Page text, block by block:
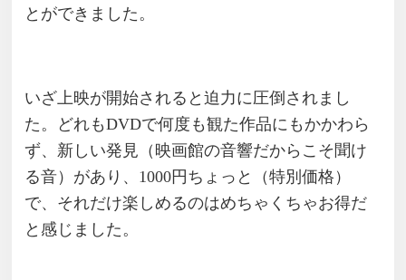
とができました。
いざ上映が開始されると迫力に圧倒されまし
た。どれもDVDで何度も観た作品にもかかわら
ず、新しい発見（映画館の音響だからこそ聞け
る音）があり、1000円ちょっと（特別価格）
で、それだけ楽しめるのはめちゃくちゃお得だ
と感じました。